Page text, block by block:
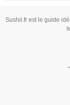
Sushii.fr est le guide